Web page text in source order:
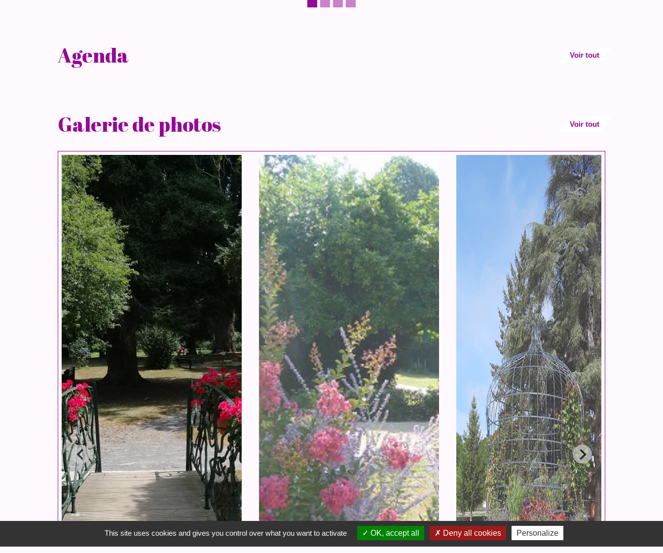
Agenda Voir tout
Galerie de photos Voir tout
This site uses cookies and gives you control over what you want to activate OK, accept all Deny all cookies Personalize